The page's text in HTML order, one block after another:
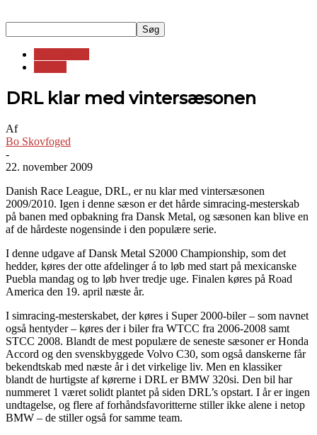
DRL klar med vintersæsonen
Af
Bo Skovfoged
-
22. november 2009
Danish Race League, DRL, er nu klar med vintersæsonen
2009/2010. Igen i denne sæson er det hårde simracing-mesterskab
på banen med opbakning fra Dansk Metal, og sæsonen kan blive en
af de hårdeste nogensinde i den populære serie.
I denne udgave af Dansk Metal S2000 Championship, som det
hedder, køres der otte afdelinger á to løb med start på mexicanske
Puebla mandag og to løb hver tredje uge. Finalen køres på Road
America den 19. april næste år.
I simracing-mesterskabet, der køres i Super 2000-biler – som navnet
også hentyder – køres der i biler fra WTCC fra 2006-2008 samt
STCC 2008. Blandt de mest populære de seneste sæsoner er Honda
Accord og den svenskbyggede Volvo C30, som også danskerne får
bekendtskab med næste år i det virkelige liv. Men en klassiker
blandt de hurtigste af kørerne i DRL er BMW 320si. Den bil har
nummeret 1 været solidt plantet på siden DRL’s opstart. I år er ingen
undtagelse, og flere af forhåndsfavoritterne stiller ikke alene i netop
BMW – de stiller også for samme team.